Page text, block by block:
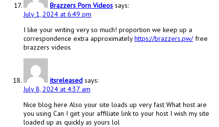
Brazzers Porn Videos says:
July 1, 2024 at 6:49 pm
I like your writing very so much! proportion we keep up a
correspondence extra approximatelyhttps://brazzers.pw/free
brazzers videos
itsreleased says:
July 8, 2024 at 4:37 am
Nice blog here Also your site loads up very fast What host are
you using Can I get your affiliate link to your host I wish my site
loaded up as quickly as yours lol